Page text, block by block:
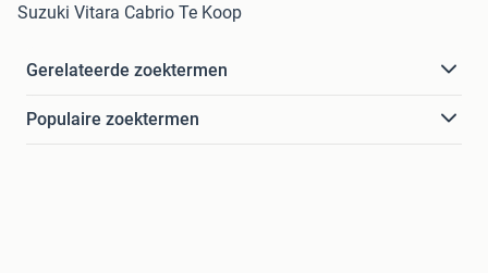
Suzuki Vitara Cabrio Te Koop
Gerelateerde zoektermen
Populaire zoektermen